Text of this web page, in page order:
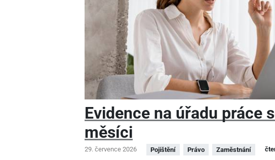
Evidence na úřadu práce
měsíci
29. července 2026 Pojištění Právo Zaměstnání